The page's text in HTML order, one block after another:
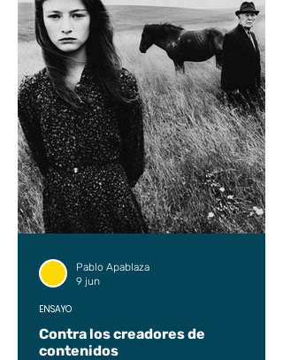
Contra los creadores de
contenidos
ENSAYO
Pablo Apablaza
9 jun